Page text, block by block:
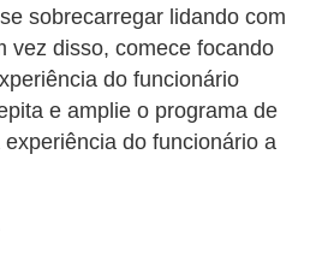
sobrecarregar lidando com
vez disso, comece focando
do funcionário
e amplie o programa de
do funcionário a